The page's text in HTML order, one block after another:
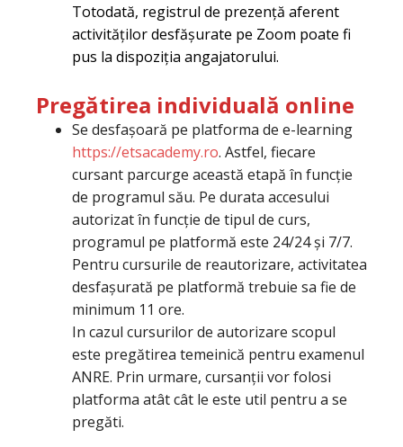
Totodată, registrul de prezență aferent
activităților desfășurate pe Zoom poate fi
pus la dispoziția angajatorului.
Pregătirea individuală online
Se desfașoară pe platforma de e-learning
https://etsacademy.ro. Astfel, fiecare
cursant parcurge această etapă în funcție
de programul său. Pe durata accesului
autorizat în funcție de tipul de curs,
programul pe platformă este 24/24 și 7/7.
Pentru cursurile de reautorizare, activitatea
desfașurată pe platformă trebuie sa fie de
minimum 11 ore.
In cazul cursurilor de autorizare scopul
este pregătirea temeinică pentru examenul
ANRE. Prin urmare, cursanții vor folosi
platforma atât cât le este util pentru a se
pregăti.